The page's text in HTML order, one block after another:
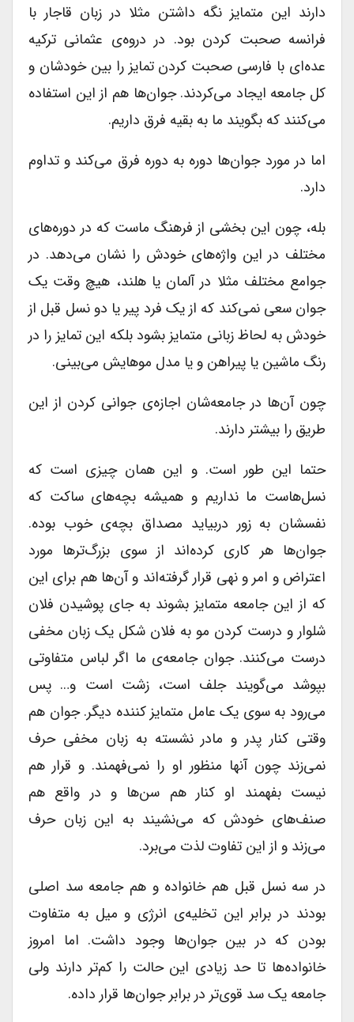
دارند این متمایز نگه داشتن مثلا در زبان قاجار با
فرانسه صحبت کردن بود. در دروه‌ی عثمانی ترکیه
عده‌ای با فارسی صحبت کردن تمایز را بین خودشان و
کل جامعه ایجاد می‌کردند. جوان‌ها هم از این استفاده
می‌کنند که بگویند ما به بقیه فرق داریم.
اما در مورد جوان‌ها دوره به دوره فرق می‌کند و تداوم
دارد.
بله، چون این بخشی از فرهنگ ماست که در دوره‌های
مختلف در این واژه‌های خودش را نشان می‌دهد. در
جوامع مختلف مثلا در آلمان یا هلند، هیچ وقت یک
جوان سعی نمی‌کند که از یک فرد پیر یا دو نسل قبل از
خودش به لحاظ زبانی متمایز بشود بلکه این تمایز را در
رنگ ماشین یا پیراهن و یا مدل موهایش می‌بینی.
چون آن‌ها در جامعه‌شان اجازه‌ی جوانی کردن از این
طریق را بیشتر دارند.
حتما این طور است. و این همان چیزی است که
نسل‌هاست ما نداریم و همیشه بچه‌های ساکت که
نفسشان به زور دربیاید مصداق بچه‌ی خوب بوده.
جوان‌ها هر کاری کرده‌اند از سوی بزرگ‌ترها مورد
اعتراض و امر و نهی قرار گرفته‌اند و آن‌ها هم برای این
که از این جامعه متمایز بشوند به جای پوشیدن فلان
شلوار و درست کردن مو به فلان شکل یک زبان مخفی
درست می‌کنند. جوان جامعه‌ی ما اگر لباس متفاوتی
بپوشد می‌گویند جلف است، زشت است و… پس
می‌رود به سوی یک عامل متمایز کننده دیگر. جوان هم
وقتی کنار پدر و مادر نشسته به زبان مخفی حرف
نمی‌زند چون آنها منظور او را نمی‌فهمند. و قرار هم
نیست بفهمند او کنار هم سن‌ها و در واقع هم
صنف‌های خودش که می‌‌نشیند به این زبان حرف
می‌زند و از این تفاوت لذت می‌برد.
در سه نسل قبل هم خانواده و هم جامعه سد اصلی
بودند در برابر این تخلیه‌ی انرژی و میل به متفاوت
بودن که در بین جوا‌ن‌ها وجود داشت. اما امروز
خانواده‌ها تا حد زیادی این حالت را کم‌تر دارند ولی
جامعه یک سد قوی‌تر در برابر جوان‌ها قرار داده.